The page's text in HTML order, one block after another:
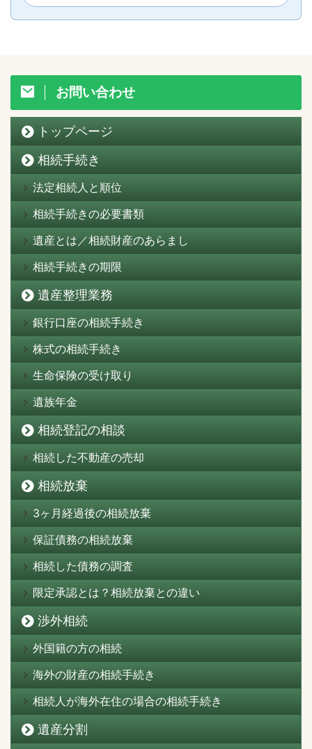
お問い合わせ
トップページ
相続手続き
法定相続人と順位
相続手続きの必要書類
遺産とは／相続財産のあらまし
相続手続きの期限
遺産整理業務
銀行口座の相続手続き
株式の相続手続き
生命保険の受け取り
遺族年金
相続登記の相談
相続した不動産の売却
相続放棄
3ヶ月経過後の相続放棄
保証債務の相続放棄
相続した債務の調査
限定承認とは？相続放棄との違い
渉外相続
外国籍の方の相続
海外の財産の相続手続き
相続人が海外在住の場合の相続手続き
遺産分割